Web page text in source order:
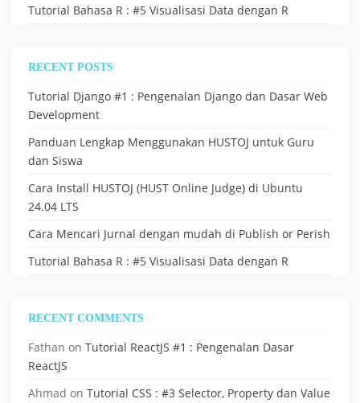
Tutorial Bahasa R : #5 Visualisasi Data dengan R
RECENT POSTS
Tutorial Django #1 : Pengenalan Django dan Dasar Web
Development
Panduan Lengkap Menggunakan HUSTOJ untuk Guru
dan Siswa
Cara Install HUSTOJ (HUST Online Judge) di Ubuntu
24.04 LTS
Cara Mencari Jurnal dengan mudah di Publish or Perish
Tutorial Bahasa R : #5 Visualisasi Data dengan R
RECENT COMMENTS
Fathan on Tutorial ReactJS #1 : Pengenalan Dasar
ReactJS
Ahmad on Tutorial CSS : #3 Selector, Property dan Value